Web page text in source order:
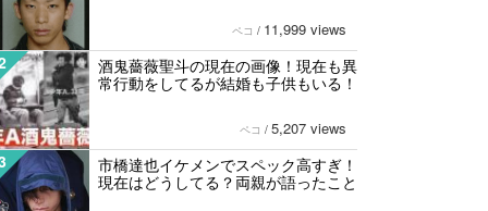
ペコ / 11,999 views
酒鬼薔薇聖斗の現在の画像！現在も異
常行動をしてるが結婚も子供もいる！
ペコ / 5,207 views
市橋達也イケメンでスペック高すぎ！
現在はどうしてる？両親が語ったこと